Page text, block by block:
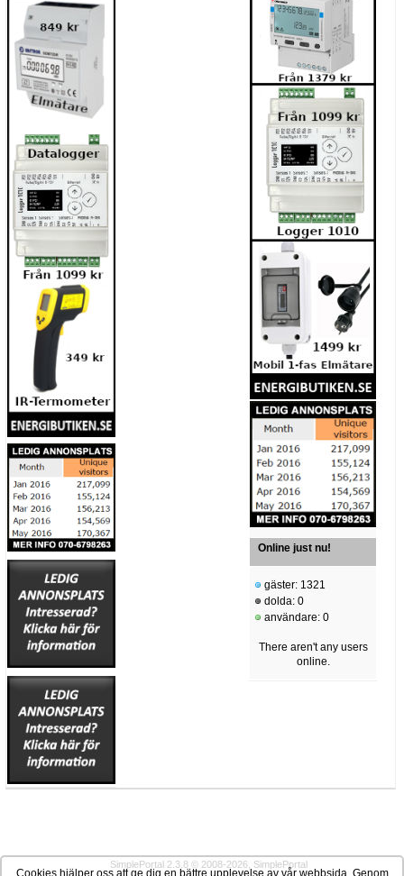
Online just nu!
gäster: 1321
dolda: 0
användare: 0
There aren't any users
online.
SimplePortal 2.3.8 © 2008-2026, SimplePortal
Cookies hjälper oss att ge dig en bättre upplevelse av vår webbsida. Genom